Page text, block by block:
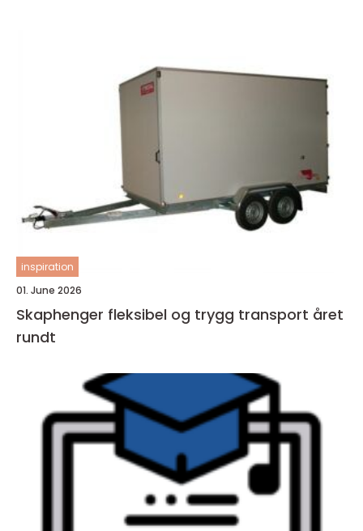
inspiration
01. June 2026
Skaphenger fleksibel og trygg transport året
rundt